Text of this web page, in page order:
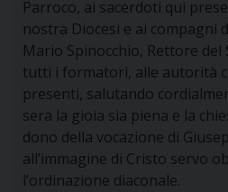
Parroco, ai sacerdoti qui
nostra Diocesi e ai compagni
Mario Spinocchio, Rettore del
tutti i formatori, alle autorità
presenti, salutando
sera la gioia sia piena e la
dono della vocazione di
all’immagine di Cristo servo
l’ordinazione diaconale.